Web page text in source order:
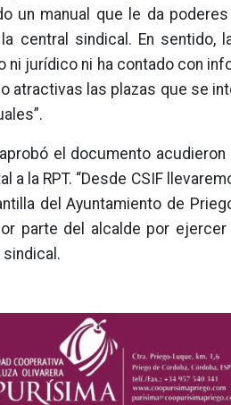
un manual que le da
central sindical. En
ni jurídico ni ha contado con
atractivas las plazas que se
el documento
a la RPT. “Desde CSIF
del Ayuntamiento de
parte del alcalde por
sindical.